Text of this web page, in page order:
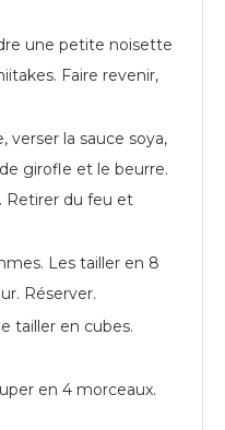
une petite noisette
Faire revenir,
verser la sauce soya,
girofle et le beurre.
Retirer du feu et
Les tailler en 8
Réserver.
tailler en cubes.
en 4 morceaux.